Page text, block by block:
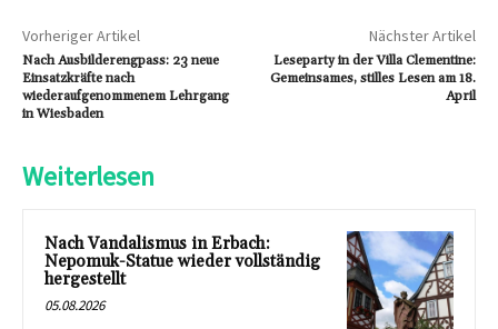
Vorheriger Artikel
Nach Ausbilderengpass: 23 neue
Einsatzkräfte nach
wiederaufgenommenem Lehrgang
in Wiesbaden
Nächster Artikel
Leseparty in der Villa Clementine:
Gemeinsames, stilles Lesen am 18.
April
Weiterlesen
Nach Vandalismus in Erbach:
Nepomuk-Statue wieder vollständig
hergestellt
05.08.2026